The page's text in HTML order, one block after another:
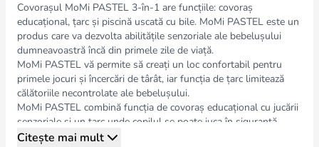
Covorașul MoMi PASTEL 3-în-1 are funcțiile: covoraș
educațional, țarc și piscină uscată cu bile. MoMi PASTEL este un
produs care va dezvolta abilitățile senzoriale ale bebelușului
dumneavoastră încă din primele zile de viață.
MoMi PASTEL vă permite să creați un loc confortabil pentru
primele jocuri și încercări de târât, iar funcția de țarc limitează
călătoriile necontrolate ale bebelușului.
MoMi PASTEL combină funcția de covoraș educațional cu jucării
senzoriale și un țarc unde copilul se poate juca în siguranță.
Covorașul servește și ca piscină uscată cu bile.
Citește mai mult